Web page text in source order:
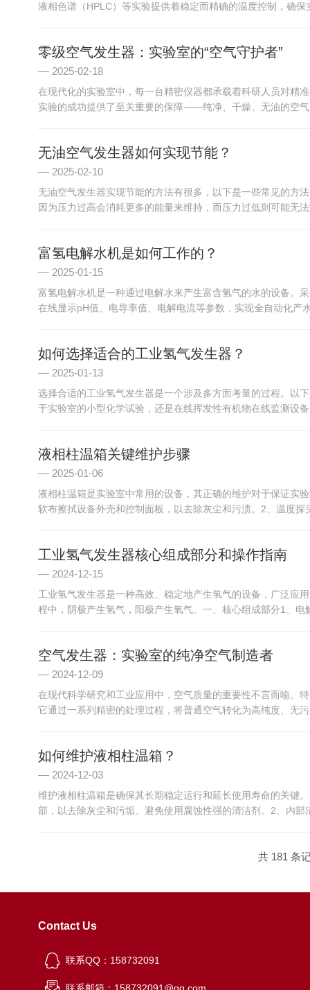
液相色谱（HPLC）等实验提供着稳定而精确的温度控制，确
零级空气发生器：实验室的“空气守护者”
2025-02-18
在现代化的实验室中，每一台精密仪器都承载着科研人员对精
实验的成功提供了至关重要的保障——纯净、干燥、无油的空
无油空气发生器如何实现节能？
2025-02-10
无油空气发生器实现节能的方法有很多，以下是一些常见的方
因为压力过高会消耗更多的能量来维持，而压力过低则可能无
富氢电解水机是如何工作的？
2025-01-15
富氢电解水机是一种通过电解水来产生富含氢气的水的设备。
在线显示pH值、电导率值、电解电流等参数，实现全自动化
如何选择适合的工业氢气发生器？
2025-01-13
选择合适的工业氢气发生器是一个涉及多方面考量的过程。以
于实验室的小型化学试验，还是在线挥发性有机物在线监测设
液相柱温箱关键维护步骤
2025-01-06
液相柱温箱是实验室中常用的设备，其正确的维护对于保证实
软布擦拭设备外壳和控制面板，以去除灰尘和污渍。2、温度
工业氢气发生器核心组成部分和操作指南
2024-12-15
工业氢气发生器是一种高效、稳定地产生氢气的设备，广泛应
程中，阴极产生氢气，阳极产生氧气。一、核心组成部分1、
空气发生器：实验室的纯净空气制造者
2024-12-09
在现代科学研究和工业应用中，空气质量的重要性不言而喻。
它通过一系列精密的处理过程，将普通空气转化为高纯度、无
如何维护液相柱温箱？
2024-12-03
维护液相柱温箱是确保其长期稳定运行和延长使用寿命的关键
部，以去除灰尘和污垢。避免使用腐蚀性强的清洁剂。2、内
共 181 条
Contact Us
联系QQ：158732091